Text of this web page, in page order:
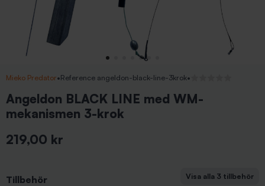
Mieko Predator•Reference angeldon-black-line-3krok•
Angeldon BLACK LINE med WM-
mekanismen 3-krok
219,00 kr
Tillbehör Visa alla 3 tillbehör